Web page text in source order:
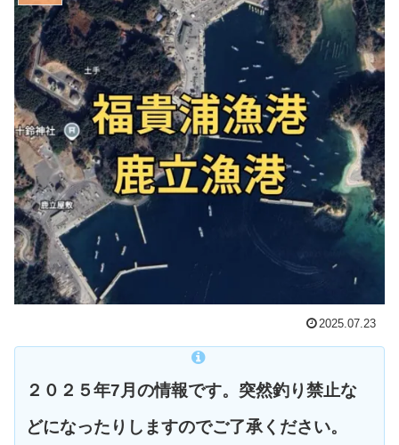
2025.07.23
２０２５年7月の情報です。突然釣り禁止な
どになったりしますのでご了承ください。